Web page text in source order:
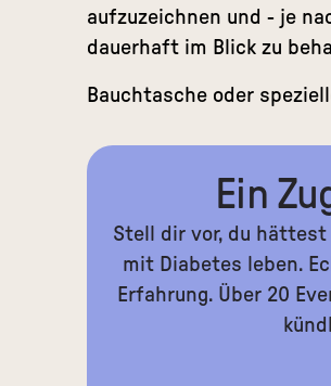
aufzuzeichnen und - je
dauerhaft im Blick zu
Bauchtasche oder
Ein
Stell dir vor, du
mit Diabetes leben.
Erfahrung. Über 20